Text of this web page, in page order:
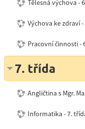
Tělesná výchova -
Výchova ke zdraví
Pracovní činnosti -
7. třída
Angličtina s Mgr.
Informatika - 7.